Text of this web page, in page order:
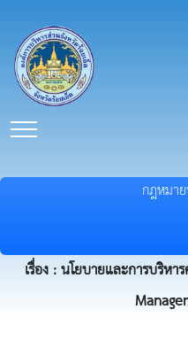
กฎหมา
เรื่อง : นโยบายและการบริหา